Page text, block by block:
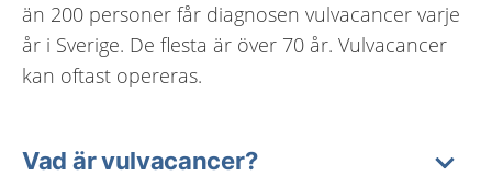
än 200 personer får diagnosen vulvacancer varje
år i Sverige. De flesta är över 70 år. Vulvacancer
kan oftast opereras.
Vad är vulvacancer?